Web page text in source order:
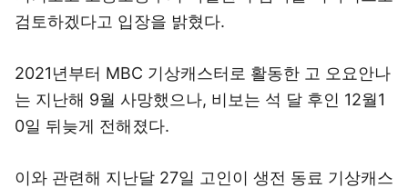
검토하겠다고 입장을 밝혔다.
2021년부터 MBC 기상캐스터로 활동한 고 오요안나
는 지난해 9월 사망했으나, 비보는 석 달 후인 12월1
0일 뒤늦게 전해졌다.
이와 관련해 지난달 27일 고인이 생전 동료 기상캐스